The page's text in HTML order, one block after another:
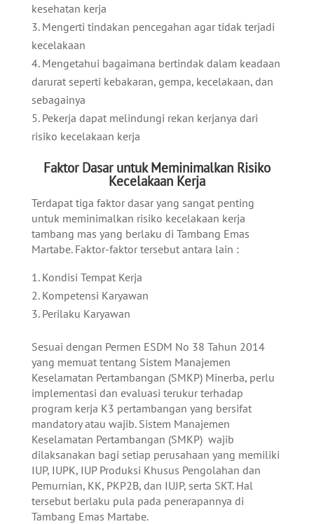
kesehatan kerja
Mengerti tindakan pencegahan agar tidak terjadi
kecelakaan
Mengetahui bagaimana bertindak dalam keadaan
darurat seperti kebakaran, gempa, kecelakaan, dan
sebagainya
Pekerja dapat melindungi rekan kerjanya dari
risiko kecelakaan kerja
Faktor Dasar untuk Meminimalkan Risiko
Kecelakaan Kerja
Terdapat tiga faktor dasar yang sangat penting
untuk meminimalkan risiko kecelakaan kerja
tambang mas yang berlaku di Tambang Emas
Martabe. Faktor-faktor tersebut antara lain :
Kondisi Tempat Kerja
Kompetensi Karyawan
Perilaku Karyawan
Sesuai dengan Permen ESDM No 38 Tahun 2014
yang memuat tentang Sistem Manajemen
Keselamatan Pertambangan (SMKP) Minerba, perlu
implementasi dan evaluasi terukur terhadap
program kerja K3 pertambangan yang bersifat
mandatory atau wajib. Sistem Manajemen
Keselamatan Pertambangan (SMKP) wajib
dilaksanakan bagi setiap perusahaan yang memiliki
IUP, IUPK, IUP Produksi Khusus Pengolahan dan
Pemurnian, KK, PKP2B, dan IUJP, serta SKT. Hal
tersebut berlaku pula pada penerapannya di
Tambang Emas Martabe.